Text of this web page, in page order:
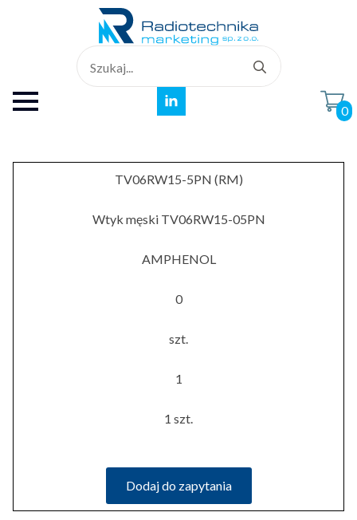
for:
0
TV06RW15-5PN (RM)
Wtyk męski TV06RW15-05PN
AMPHENOL
0
szt.
1
1 szt.
Dodaj do zapytania